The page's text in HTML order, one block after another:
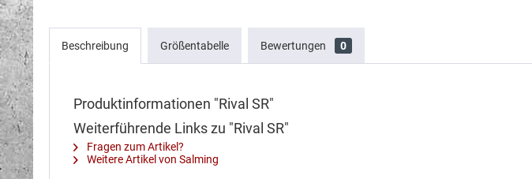
Beschreibung Größentabelle Bewertungen 0
Produktinformationen "Rival SR"
Weiterführende Links zu "Rival SR"
Fragen zum Artikel?
Weitere Artikel von Salming